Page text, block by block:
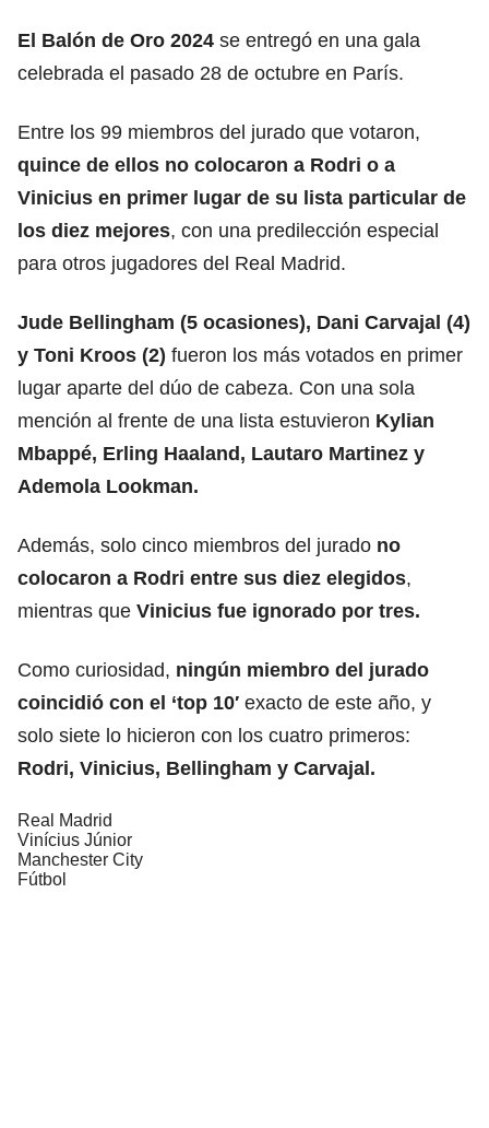
El Balón de Oro 2024 se entregó en una gala
celebrada el pasado 28 de octubre en París.
Entre los 99 miembros del jurado que votaron,
quince de ellos no colocaron a Rodri o a
Vinicius en primer lugar de su lista particular de
los diez mejores, con una predilección especial
para otros jugadores del Real Madrid.
Jude Bellingham (5 ocasiones), Dani Carvajal (4)
y Toni Kroos (2) fueron los más votados en primer
lugar aparte del dúo de cabeza. Con una sola
mención al frente de una lista estuvieron Kylian
Mbappé, Erling Haaland, Lautaro Martinez y
Ademola Lookman.
Además, solo cinco miembros del jurado no
colocaron a Rodri entre sus diez elegidos,
mientras que Vinicius fue ignorado por tres.
Como curiosidad, ningún miembro del jurado
coincidió con el ‘top 10′ exacto de este año, y
solo siete lo hicieron con los cuatro primeros:
Rodri, Vinicius, Bellingham y Carvajal.
Real Madrid
Vinícius Júnior
Manchester City
Fútbol